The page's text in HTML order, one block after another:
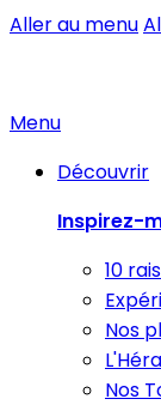
Aller au menu
Menu
Découvrir
Inspirez-
10
Nos
Nos